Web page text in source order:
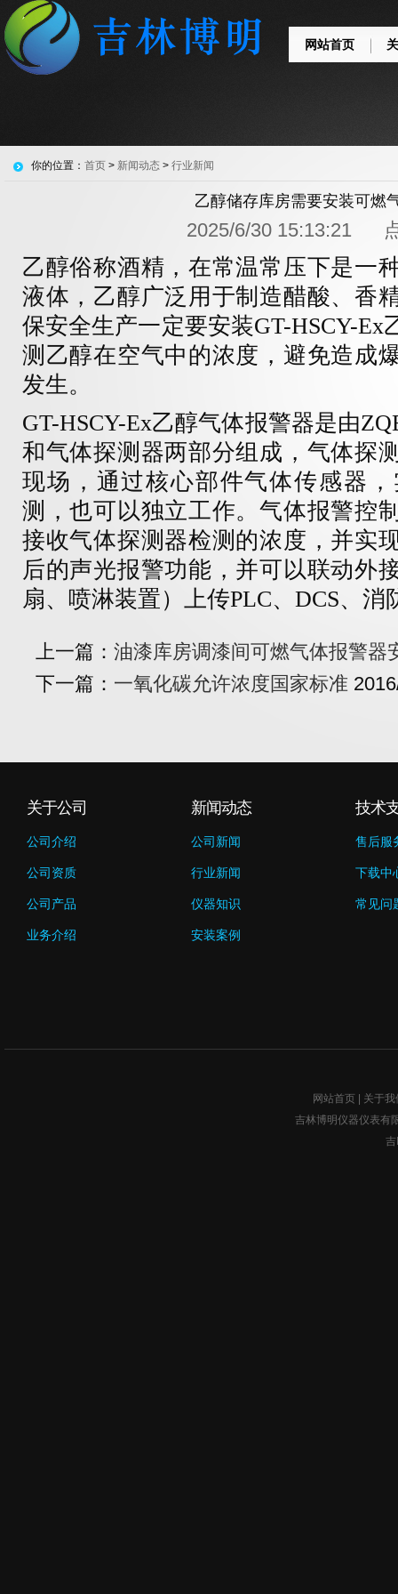
网站首页
你的位置： 首页 > 新闻动态 > 行业新闻
乙醇储存库房需要安装可燃
2025/6/30 15:13:21
乙醇俗称酒精，在常温常压下是一
液体，乙醇广泛用于制造醋酸、香
保安全生产一定要安装GT-HSCY-Ex
测乙醇在空气中的浓度，避免造成
发生。
GT-HSCY-Ex乙醇气体报警器是由
和气体探测器两部分组成，气体探
现场，通过核心部件气体传感器
测，也可以独立工作。气体报警控
接收气体探测器检测的浓度，并实
后的声光报警功能，并可以联动外
扇、喷淋装置）上传PLC、DCS、消
上一篇： 油漆库房调漆间可燃气体报警器
下一篇： 一氧化碳允许浓度国家标准
关于公司
公司介绍
公司资质
公司产品
业务介绍
新闻动态
公司新闻
行业新闻
仪器知识
安装案例
技术
售后服
下载中
常见问
网站首页|
关于我
吉林博明仪器仪表有